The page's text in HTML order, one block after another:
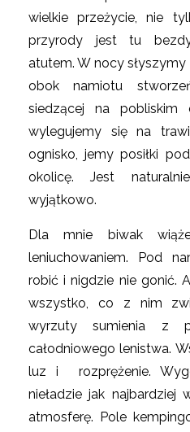
wielkie przeżycie, nie
przyrody jest tu
atutem. W nocy
obok namiotu
siedzącej na
wylegujemy się na
ognisko, jemy posiłki
okolicę. Jest
wyjątkowo.
Dla mnie biwak
leniuchowaniem. Pod
robić i nigdzie nie gonić.
wszystko, co z nim
wyrzuty sumienia z
całodniowego lenistwa.
luz i rozprężenie.
nieładzie jak najbardziej
atmosferę. Pole